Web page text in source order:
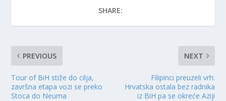
SHARE:
PREVIOUS
Tour of BiH stiže do cilja,
završna etapa vozi se preko
Stoca do Neuma
NEXT
Filipinci preuzeli vrh:
Hrvatska ostala bez radnika
iz BiH pa se okreće Aziji